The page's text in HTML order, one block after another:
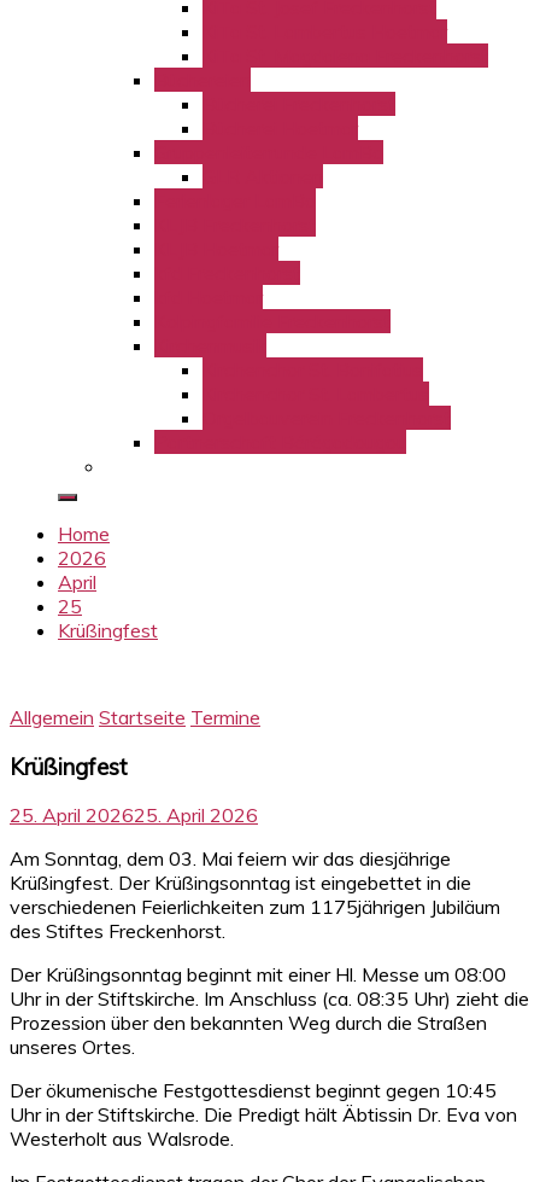
Home
2026
April
25
Krüßingfest
Allgemein Startseite Termine
Krüßingfest
25. April 202625. April 2026
Am Sonntag, dem 03. Mai feiern wir das diesjährige
Krüßingfest. Der Krüßingsonntag ist eingebettet in die
verschiedenen Feierlichkeiten zum 1175jährigen Jubiläum
des Stiftes Freckenhorst.
Der Krüßingsonntag beginnt mit einer Hl. Messe um 08:00
Uhr in der Stiftskirche. Im Anschluss (ca. 08:35 Uhr) zieht die
Prozession über den bekannten Weg durch die Straßen
unseres Ortes.
Der ökumenische Festgottesdienst beginnt gegen 10:45
Uhr in der Stiftskirche. Die Predigt hält Äbtissin Dr. Eva von
Westerholt aus Walsrode.